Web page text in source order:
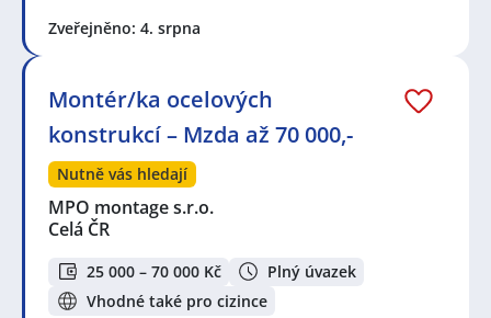
Zveřejněno: 4. srpna
Montér/ka ocelových
konstrukcí – Mzda až 70 000,-
Nutně vás hledají
MPO montage s.r.o.
Celá ČR
25 000 – 70 000 Kč
Plný úvazek
Vhodné také pro cizince